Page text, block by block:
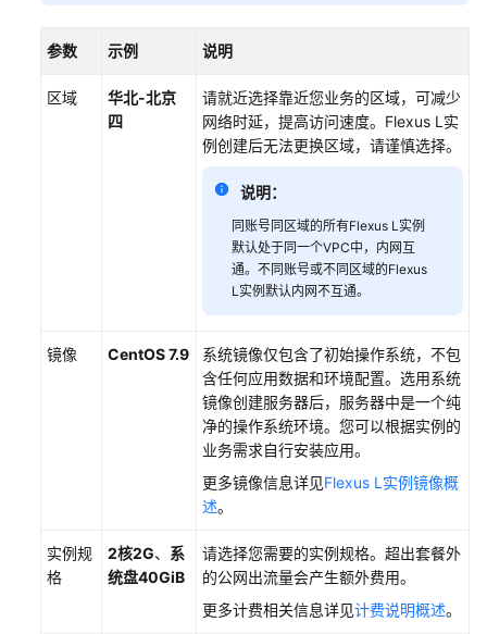
最
佳
实
下
载
参数 示例 说明
区域
华北-北京
四
请就近选择靠近您业务的区域，可减少
网络时延，提高访问速度。Flexus L实
例创建后无法更换区域，请谨慎选择。
说明：
同账号同区域的所有Flexus L实例
默认处于同一个VPC中，内网互
通。不同账号或不同区域的Flexus
L实例默认内网不互通。
镜像 CentOS 7.9
系统镜像仅包含了初始操作系统，不包
含任何应用数据和环境配置。选用系统
镜像创建服务器后，服务器中是一个纯
净的操作系统环境。您可以根据实例的
业务需求自行安装应用。
更多镜像信息详见Flexus L实例镜像概
述。
实例规
格
2核2G、 系
统盘40GiB
请选择您需要的实例规格。超出套餐外
的公网出流量会产生额外费用。
更多计费相关信息详见计费说明概述。